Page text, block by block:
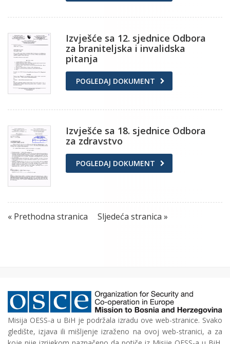
Izvješće sa 12. sjednice Odbora
za braniteljska i invalidska
pitanja
POGLEDAJ DOKUMENT
Izvješće sa 18. sjednice Odbora
za zdravstvo
POGLEDAJ DOKUMENT
« Prethodna stranica Sljedeća stranica »
Misija OESS-a u BiH je podržala izradu ove web-stranice. Svako
gledište, izjava ili mišljenje izraženo na ovoj web-stranici, a za